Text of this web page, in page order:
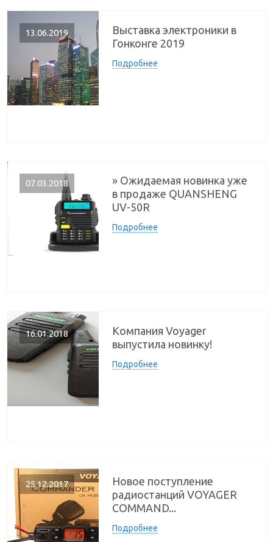
13.06.2019
Выставка электроники в
Гонконге 2019
Подробнее
07.03.2018
» Ожидаемая новинка уже
в продаже QUANSHENG
UV-50R
Подробнее
16.01.2018
Компания Voyager
выпустила новинку!
Подробнее
25.12.2017
Новое поступление
радиостанций VOYAGER
COMMAND...
Подробнее